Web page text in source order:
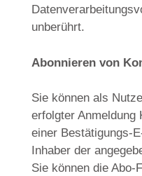
unberührt.
Abonnieren von
Sie können als
erfolgter Anmeldung
einer Bestätigungs-
Inhaber der
Sie können die Abo-